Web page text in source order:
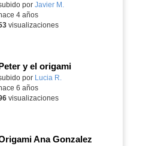
educativo.
por Javier M.
hace 4 años
visualizaciones
y el origami
por Lucia R.
hace 6 años
visualizaciones
Ana Gonzalez